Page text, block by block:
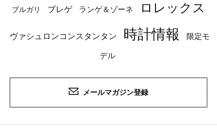
ブルガリ ブレゲ ランゲ＆ゾーネ ロレックス
ヴァシュロンコンスタンタン 時計情報 限定モ
デル
メールマガジン登録